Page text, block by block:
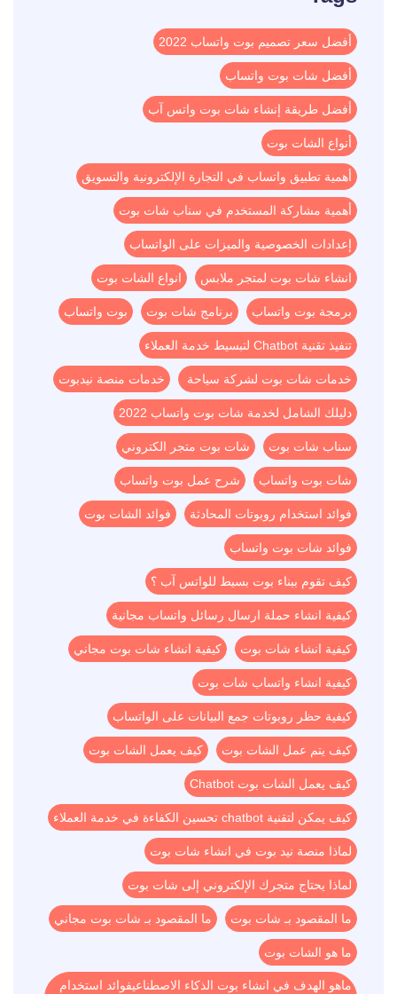
أفضل سعر تصميم بوت واتساب 2022
أفضل شات بوت واتساب
أفضل طريقة إنشاء شات بوت واتس آب
أنواع الشات بوت
أهمية تطبيق واتساب في التجارة الإلكترونية والتسويق
أهمية مشاركة المستخدم في سناب شات بوت
إعدادات الخصوصية والميزات على الواتساب
انشاء شات بوت لمتجر ملابس انواع الشات بوت
برمجة بوت واتساب برنامج شات بوت بوت واتساب
تنفيذ تقنية Chatbot لتبسيط خدمة العملاء
خدمات شات بوت لشركة سياحة خدمات منصة نيدبوت
دليلك الشامل لخدمة شات بوت واتساب 2022
سناب شات بوت شات بوت متجر الكتروني
شات بوت واتساب شرح عمل بوت واتساب
فوائد استخدام روبوتات المحادثة فوائد الشات بوت
فوائد شات بوت واتساب
كيف تقوم ببناء بوت بسيط للواتس آب ؟
كيفية انشاء حملة ارسال رسائل واتساب مجانية
كيفية انشاء شات بوت كيفية انشاء شات بوت مجاني
كيفية انشاء واتساب شات بوت
كيفية حظر روبوتات جمع البيانات على الواتساب
كيف يتم عمل الشات بوت كيف يعمل الشات بوت
كيف يعمل الشات بوت Chatbot
كيف يمكن لتقنية chatbot تحسين الكفاءة في خدمة العملاء
لماذا منصة نيد بوت في انشاء شات بوت
لماذا يحتاج متجرك الإلكتروني إلى شات بوت
ما المقصود بـ شات بوت ما المقصود بـ شات بوت مجاني
ما هو الشات بوت
ماهو الهدف في انشاء بوت الذكاء الاصطناعيفوائد استخدام